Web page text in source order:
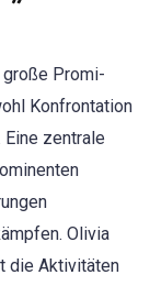
große Promi-
Konfrontation
zentrale
Olivia
die Aktivitäten